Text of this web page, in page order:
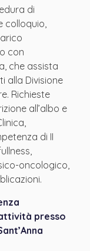
di
colloquio,
con
che assista
alla Divisione
Richieste
all’albo e
di II
oncologico,
presso